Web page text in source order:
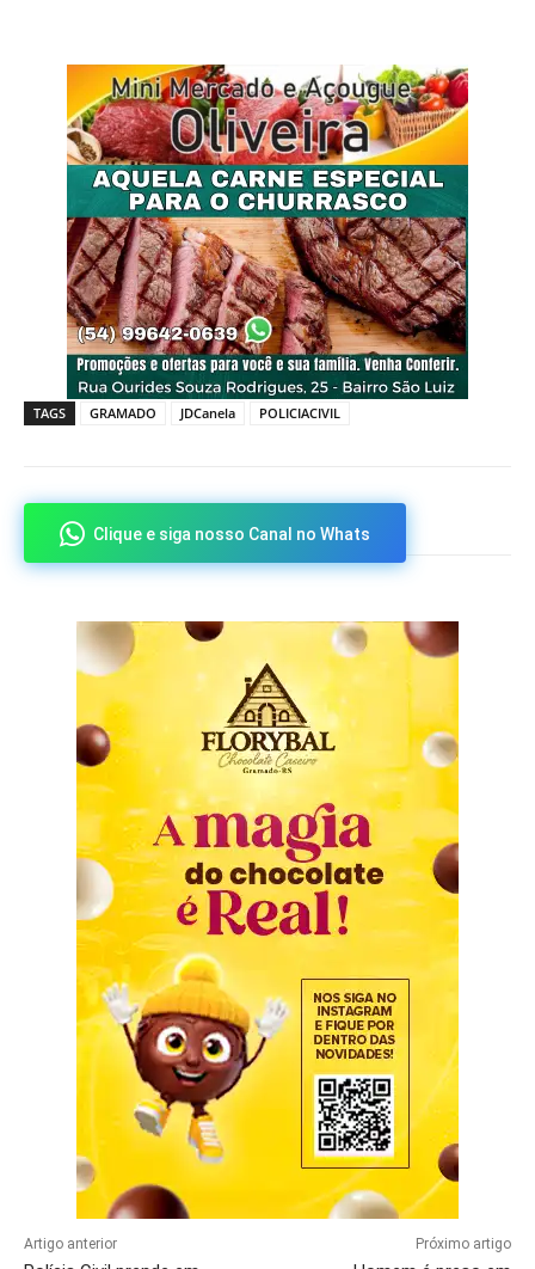
TAGS GRAMADO JDCanela POLICIACIVIL
Clique e siga nosso Canal no Whats
Artigo anterior Próximo artigo